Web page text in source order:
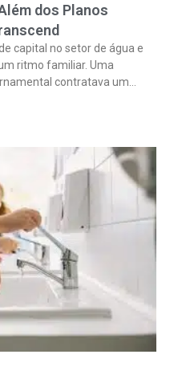
dos Planos
capital no setor de água e
ritmo familiar. Uma
contratava um